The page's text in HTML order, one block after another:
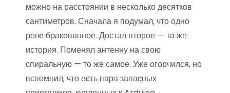
можно на расстоянии в несколько десятков
сантиметров. Сначала я подумал, что одно
реле бракованное. Достал второе — та же
история. Поменял антенну на свою
спиральную — то же самое. Уже огорчился, но
вспомнил, что есть пара запасных